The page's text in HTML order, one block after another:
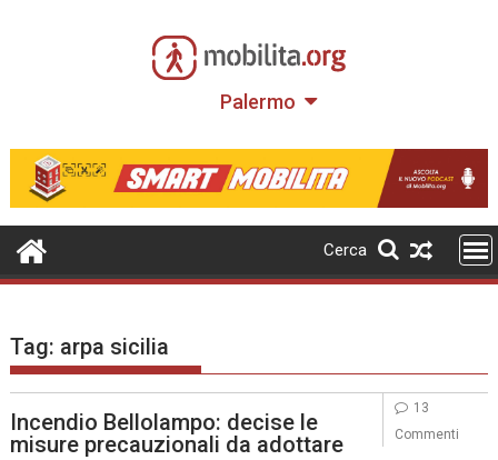
Palermo
Cerca
Tag: arpa sicilia
Incendio Bellolampo: decise le
misure precauzionali da adottare
13
Commenti